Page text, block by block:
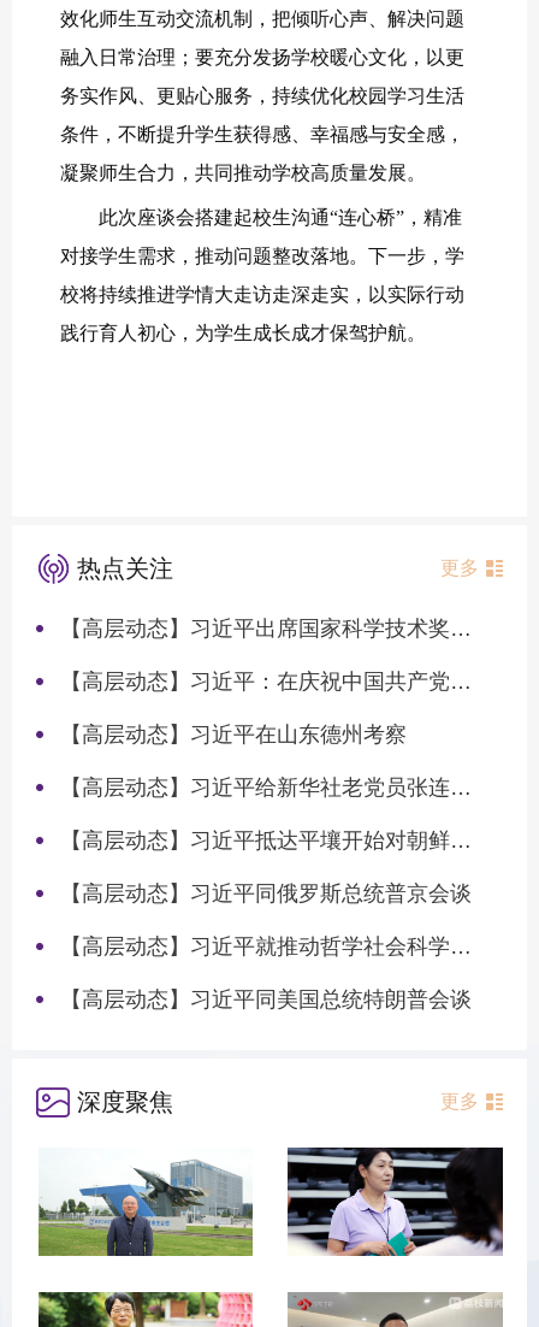
效化师生互动交流机制，把倾听心声、解决问题
融入日常治理；要充分发扬学校暖心文化，以更
务实作风、更贴心服务，持续优化校园学习生活
条件，不断提升学生获得感、幸福感与安全感，
凝聚师生合力，共同推动学校高质量发展。
此次座谈会搭建起校生沟通“连心桥”，精准
对接学生需求，推动问题整改落地。下一步，学
校将持续推进学情大走访走深走实，以实际行动
践行育人初心，为学生成长成才保驾护航。
热点关注 更多
【高层动态】习近平出席国家科学技术奖励大会两院院士大会中国科协第十一次全国代表大会并发表重要讲话
【高层动态】习近平：在庆祝中国共产党成立105周年大会上的讲话
【高层动态】习近平在山东德州考察
【高层动态】习近平给新华社老党员张连生回信强调 传承红色基因 在新征程上书写优异答卷
【高层动态】习近平抵达平壤开始对朝鲜进行国事访问
【高层动态】习近平同俄罗斯总统普京会谈
【高层动态】习近平就推动哲学社会科学高质量发展作出重要指示
【高层动态】习近平同美国总统特朗普会谈
深度聚焦 更多